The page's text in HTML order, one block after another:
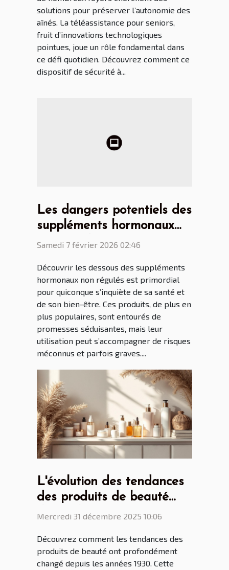
solutions pour préserver l’autonomie des
aînés. La téléassistance pour seniors,
fruit d’innovations technologiques
pointues, joue un rôle fondamental dans
ce défi quotidien. Découvrez comment ce
dispositif de sécurité à...
Les dangers potentiels des
suppléments hormonaux
non régulés
Samedi 7 février 2026 02:46
Découvrir les dessous des suppléments
hormonaux non régulés est primordial
pour quiconque s’inquiète de sa santé et
de son bien-être. Ces produits, de plus en
plus populaires, sont entourés de
promesses séduisantes, mais leur
utilisation peut s’accompagner de risques
méconnus et parfois graves....
L'évolution des tendances
des produits de beauté
depuis les années 1930
Mercredi 31 décembre 2025 10:06
Découvrez comment les tendances des
produits de beauté ont profondément
changé depuis les années 1930. Cette